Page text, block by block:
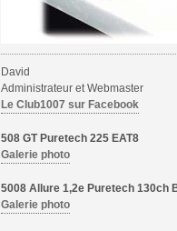
David
Administrateur et Webmaster
Le Club1007 sur Facebook
508 GT Puretech 225 EAT8
Galerie photo
5008 Allure 1,2e Puretech 130ch
Galerie photo